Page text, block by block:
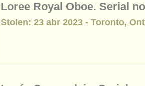
Loree Royal Oboe. Serial
Stolen: 23 abr 2023 - Toronto,